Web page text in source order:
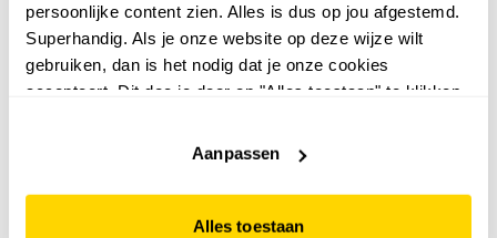
persoonlijke content zien. Alles is dus op jou afgestemd.
Superhandig. Als je onze website op deze wijze wilt
gebruiken, dan is het nodig dat je onze cookies
accepteert. Dit doe je door op "Alles toestaan" te klikken.
website niet optimaal functioneert.
Aanpassen
Alles toestaan